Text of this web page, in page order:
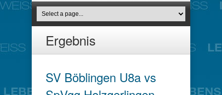
Ergebnis
SV Böblingen U8a vs